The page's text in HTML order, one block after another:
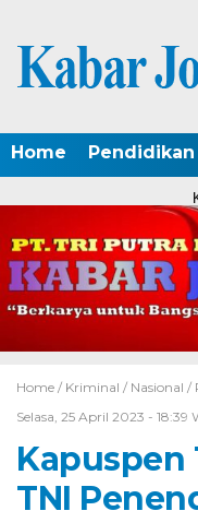
Home Pendidikan
Home / Kriminal / Nasional /
Selasa, 25 April 2023 - 18:39
Kapuspen
TNI